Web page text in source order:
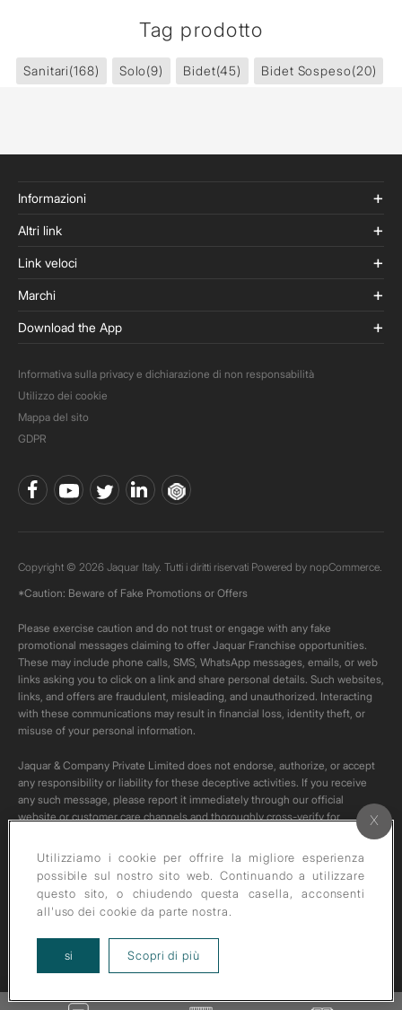
Tag prodotto
Sanitari(168) Solo(9) Bidet(45) Bidet Sospeso(20)
Informazioni
Altri link
Link veloci
Marchi
Download the App
Informativa sulla privacy e dichiarazione di non responsabilità
Utilizzo dei cookie
Mappa del sito
GDPR
Copyright © 2026 Jaquar Italy. Tutti i diritti riservati Powered by nopCommerce.
*Caution: Beware of Fake Promotions or Offers
Please exercise caution and do not trust or engage with any fake
promotional messages claiming to offer Jaquar Franchise opportunities.
These may include phone calls, SMS, WhatsApp messages, emails, or web
links asking you to click on a link and share personal details. Such websites,
links, and offers are fraudulent, misleading, and unauthorized. Interacting
with these communications may result in financial loss, identity theft, or
misuse of your personal information.
Jaquar & Company Private Limited does not endorse, authorize, or accept
any responsibility or liability for these deceptive activities. If you receive
any such message, please report it immediately through our official
website or customer care channels and thoroughly cross-verify for
All content on this channel is original. Please do not download or re-upload
these videos to your personal accounts,as it is strictly prohibited under
copyright law.
Utilizziamo i cookie per offrire la migliore esperienza
possibile sul nostro sito web. Continuando a utilizzare
questo sito, o chiudendo questa casella, acconsenti
all'uso dei cookie da parte nostra.
si Scopri di piùabout our privacy policy